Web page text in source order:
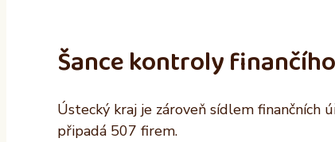
Šance kontroly
Ústecký kraj je zároveň sídlem
připadá 507 firem.